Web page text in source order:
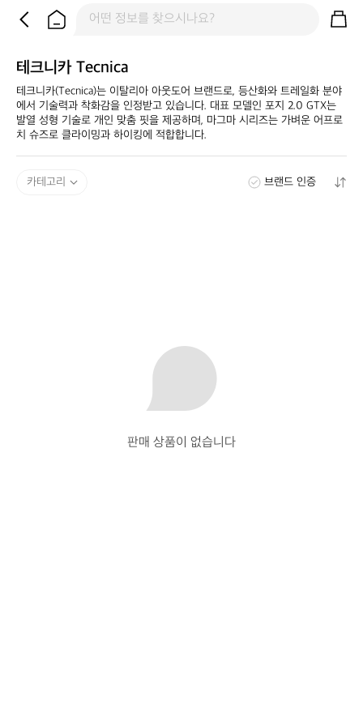
테크니카 Tecnica
​테크니카(Tecnica)는 이탈리아 아웃도어 브랜드로, 등산화와 트레일화 분야
에서 기술력과 착화감을 인정받고 있습니다. 대표 모델인 포지 2.0 GTX는
발열 성형 기술로 개인 맞춤 핏을 제공하며, 마그마 시리즈는 가벼운 어프로
치 슈즈로 클라이밍과 하이킹에 적합합니다.
카테고리 브랜드 인증
판매 상품이 없습니다